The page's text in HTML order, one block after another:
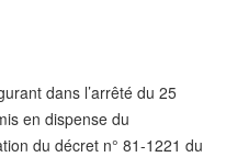
dans l’arrêté du 25
en dispense du
du décret n° 81-1221 du